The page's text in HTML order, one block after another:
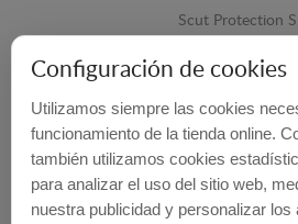
Scut Protection
Harghita,
E-mail:
Configuración de cookies
Utilizamos siempre las cookies
funcionamiento de la tienda online.
también utilizamos cookies
para analizar el uso del sitio web,
nuestra publicidad y personalizar los